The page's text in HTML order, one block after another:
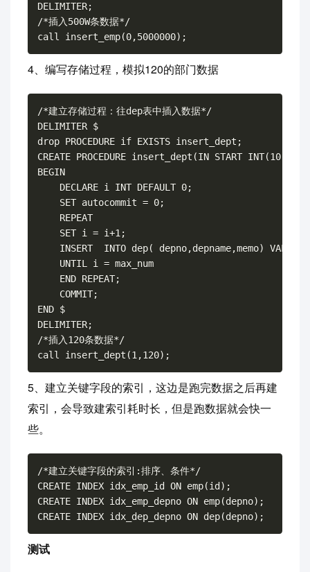
DELIMITER;
/*插入500W条数据*/
4、编写存储过程，模拟120的部门数据
/*建立存储过程：往dep表中插入数据*/
DELIMITER $
drop PROCEDURE if EXISTS insert_dept;
CREATE PROCEDURE insert_dept(IN START INT(10),IN
BEGIN
DECLARE i INT DEFAULT 0;
SET autocommit = 0;
REPEAT
SET i = i+1;
INSERT  INTO dep( depno,depname,memo)
UNTIL i = max_num
END REPEAT;
COMMIT;
END $
DELIMITER;
/*插入120条数据*/
5、建立关键字段的索引，这边是跑完数据之后再建
索引，会导致建索引耗时长，但是跑数据就会快一
些。
/*建立关键字段的索引:排序、条件*/
CREATE INDEX idx_emp_id ON emp(id);
CREATE INDEX idx_emp_depno ON emp(depno);
测试